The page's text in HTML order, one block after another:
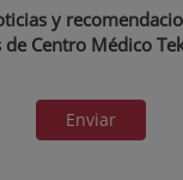
y
de Centro Médico
Enviar